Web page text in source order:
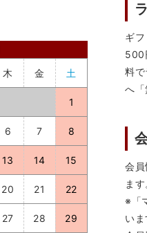
木 金 土
1
6 7 8
13 14 15
20 21 22
27 28 29
ギ
500
料
へ「
会
ます
※「
いま